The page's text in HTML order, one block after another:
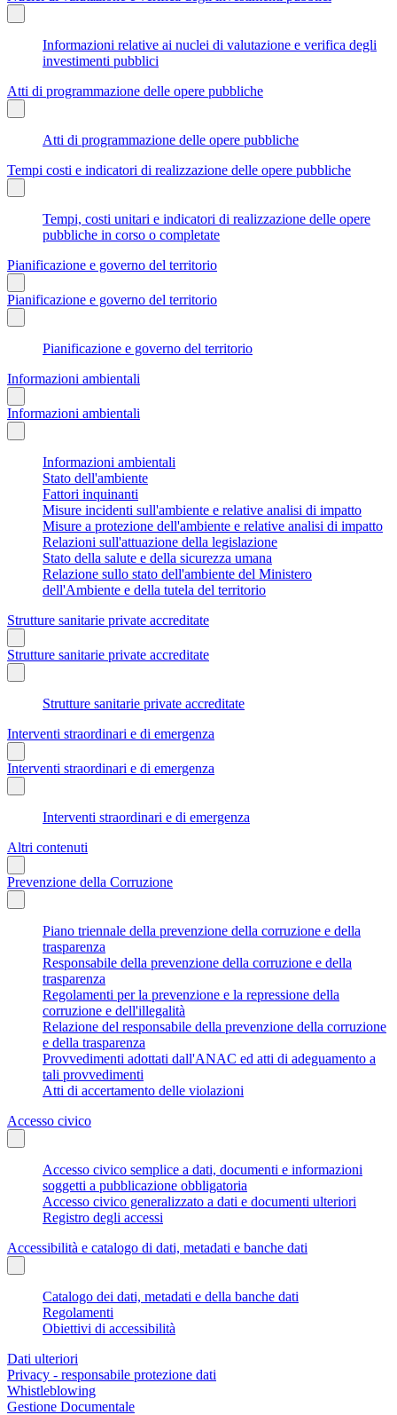
Informazioni relative ai nuclei di valutazione e verifica degli
investimenti pubblici
Atti di programmazione delle opere pubbliche
Atti di programmazione delle opere pubbliche
Tempi costi e indicatori di realizzazione delle opere pubbliche
Tempi, costi unitari e indicatori di realizzazione delle opere
pubbliche in corso o completate
Pianificazione e governo del territorio
Pianificazione e governo del territorio
Pianificazione e governo del territorio
Informazioni ambientali
Informazioni ambientali
Informazioni ambientali
Stato dell'ambiente
Fattori inquinanti
Misure incidenti sull'ambiente e relative analisi di impatto
Misure a protezione dell'ambiente e relative analisi di impatto
Relazioni sull'attuazione della legislazione
Stato della salute e della sicurezza umana
Relazione sullo stato dell'ambiente del Ministero
dell'Ambiente e della tutela del territorio
Strutture sanitarie private accreditate
Strutture sanitarie private accreditate
Strutture sanitarie private accreditate
Interventi straordinari e di emergenza
Interventi straordinari e di emergenza
Interventi straordinari e di emergenza
Altri contenuti
Prevenzione della Corruzione
Piano triennale della prevenzione della corruzione e della
trasparenza
Responsabile della prevenzione della corruzione e della
trasparenza
Regolamenti per la prevenzione e la repressione della
corruzione e dell'illegalità
Relazione del responsabile della prevenzione della corruzione
e della trasparenza
Provvedimenti adottati dall'ANAC ed atti di adeguamento a
tali provvedimenti
Atti di accertamento delle violazioni
Accesso civico
Accesso civico semplice a dati, documenti e informazioni
soggetti a pubblicazione obbligatoria
Accesso civico generalizzato a dati e documenti ulteriori
Registro degli accessi
Accessibilità e catalogo di dati, metadati e banche dati
Catalogo dei dati, metadati e della banche dati
Regolamenti
Obiettivi di accessibilità
Dati ulteriori
Privacy - responsabile protezione dati
Whistleblowing
Gestione Documentale